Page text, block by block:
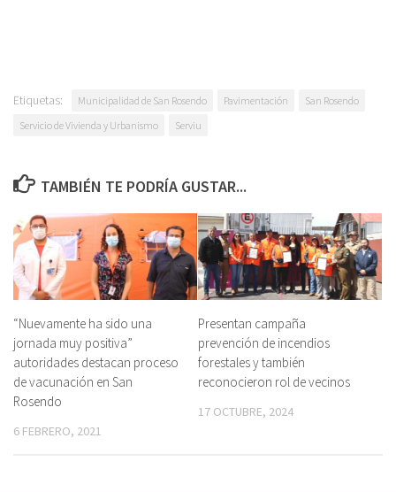
Etiquetas: Municipalidad de San Rosendo Pavimentación
San Rosendo
Servicio de Vivienda y Urbanismo
Serviu
TAMBIÉN TE PODRÍA GUSTAR...
“Nuevamente ha sido una
jornada muy positiva”
autoridades destacan proceso
de vacunación en San
Rosendo
6 FEBRERO, 2021
Presentan campaña
prevención de incendios
forestales y también
reconocieron rol de vecinos
17 OCTUBRE, 2024